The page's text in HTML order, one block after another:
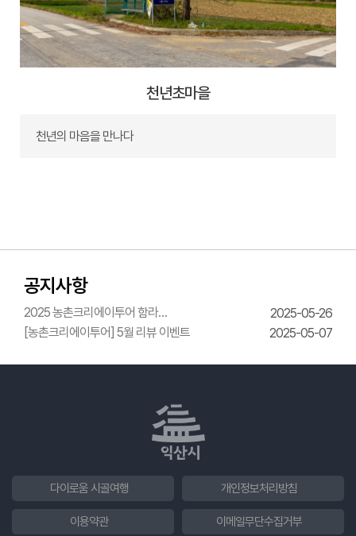
천년초마을
천년의 마음을 만나다
공지사항
2025 농촌크리에이투어 함라
한옥체험관 웨딩의상체험
2025-05-26
[농촌크리에이투어] 5월 리뷰 이벤트
2025-05-07
다이로움 시골여행 개인정보처리방침
이용약관 이메일무단수집거부